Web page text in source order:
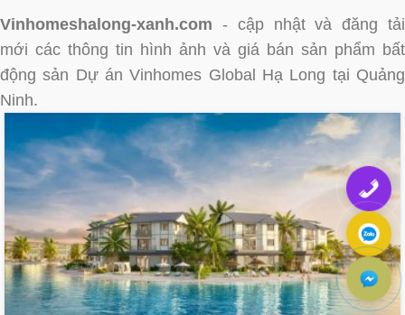
Vinhomeshalong-xanh.com - cập nhật và đăng tải
mới các thông tin hình ảnh và giá bán sản phẩm bất
động sản Dự án Vinhomes Global Hạ Long tại Quảng
Ninh.